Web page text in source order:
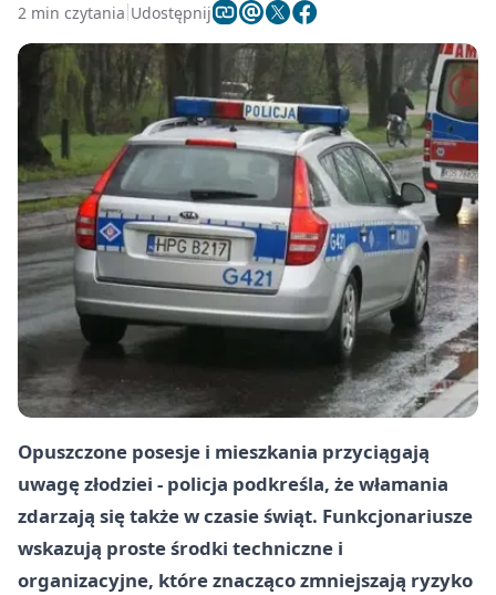
2 min czytania Udostępnij
Opuszczone posesje i mieszkania przyciągają
uwagę złodziei - policja podkreśla, że włamania
zdarzają się także w czasie świąt. Funkcjonariusze
wskazują proste środki techniczne i
organizacyjne, które znacząco zmniejszają ryzyko